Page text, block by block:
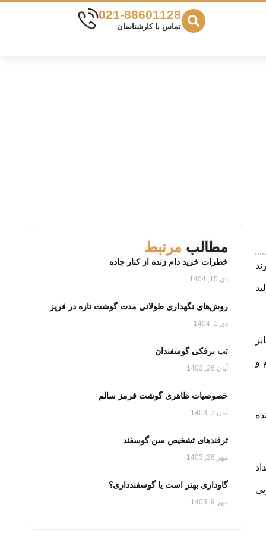
021-88601128
تماس با کارشناسان
و
مطالب مرتبط
خطرات خرید دام زنده از کنار جاده
دی 15, 1404
روش‌های نگهداری طولانی‌ مدت گوشت تازه در فریز
دی 1, 1404
تب برفکی گوسفندان
آبان 26, 1403
خصوصیات ظاهری گوشت قرمز سالم
آبان 7, 1403
ترفندهای تشخیص سن گوسفند
مهر 26, 1403
گاوداری بهتر است یا گوسفندداری؟
مهر 9, 1403